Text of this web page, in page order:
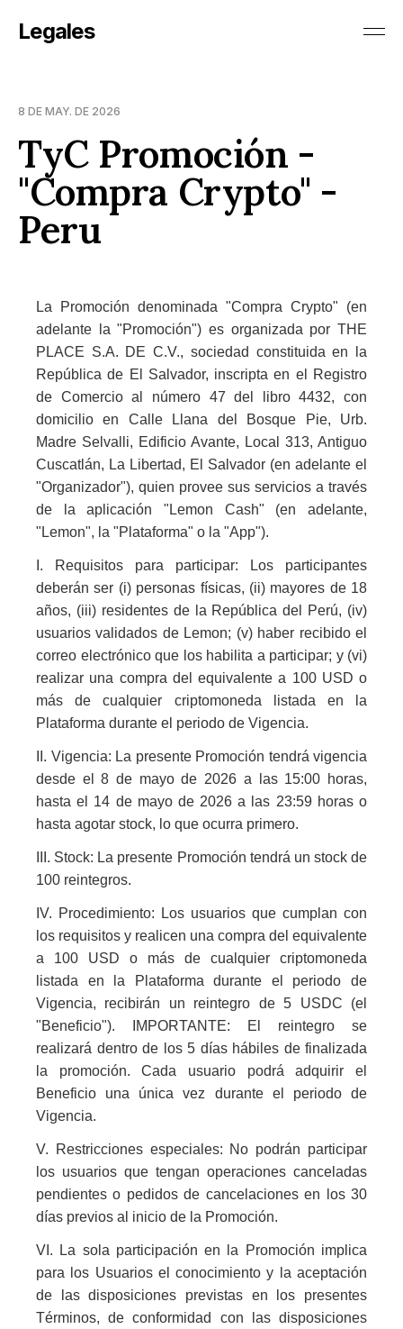
Legales
8 DE MAY. DE 2026
TyC Promoción -
"Compra Crypto" -
Peru
La Promoción denominada "Compra Crypto" (en
adelante la "Promoción") es organizada por THE
PLACE S.A. DE C.V., sociedad constituida en la
República de El Salvador, inscripta en el Registro
de Comercio al número 47 del libro 4432, con
domicilio en Calle Llana del Bosque Pie, Urb.
Madre Selvalli, Edificio Avante, Local 313, Antiguo
Cuscatlán, La Libertad, El Salvador (en adelante el
"Organizador"), quien provee sus servicios a través
de la aplicación "Lemon Cash" (en adelante,
"Lemon", la "Plataforma" o la "App").
I. Requisitos para participar: Los participantes
deberán ser (i) personas físicas, (ii) mayores de 18
años, (iii) residentes de la República del Perú, (iv)
usuarios validados de Lemon; (v) haber recibido el
correo electrónico que los habilita a participar; y (vi)
realizar una compra del equivalente a 100 USD o
más de cualquier criptomoneda listada en la
Plataforma durante el periodo de Vigencia.
II. Vigencia: La presente Promoción tendrá vigencia
desde el 8 de mayo de 2026 a las 15:00 horas,
hasta el 14 de mayo de 2026 a las 23:59 horas o
hasta agotar stock, lo que ocurra primero.
III. Stock: La presente Promoción tendrá un stock de
100 reintegros.
IV. Procedimiento: Los usuarios que cumplan con
los requisitos y realicen una compra del equivalente
a 100 USD o más de cualquier criptomoneda
listada en la Plataforma durante el periodo de
Vigencia, recibirán un reintegro de 5 USDC (el
"Beneficio"). IMPORTANTE: El reintegro se
realizará dentro de los 5 días hábiles de finalizada
la promoción. Cada usuario podrá adquirir el
Beneficio una única vez durante el periodo de
Vigencia.
V. Restricciones especiales: No podrán participar
los usuarios que tengan operaciones canceladas
pendientes o pedidos de cancelaciones en los 30
días previos al inicio de la Promoción.
VI. La sola participación en la Promoción implica
para los Usuarios el conocimiento y la aceptación
de las disposiciones previstas en los presentes
Términos, de conformidad con las disposiciones